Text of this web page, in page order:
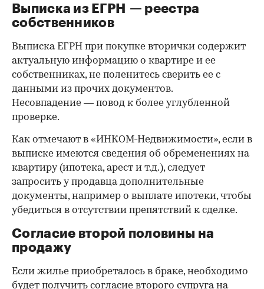
Выписка из ЕГРН — реестра
собственников
Выписка ЕГРН при покупке вторички содержит
актуальную информацию о квартире и ее
собственниках, не поленитесь сверить ее с
данными из прочих документов.
Несовпадение — повод к более углубленной
проверке.
Как отмечают в «ИНКОМ-Недвижимости», если в
выписке имеются сведения об обременениях на
квартиру (ипотека, арест и т.д.), следует
запросить у продавца дополнительные
документы, например о выплате ипотеки, чтобы
убедиться в отсутствии препятствий к сделке.
Согласие второй половины на
продажу
Если жилье приобреталось в браке, необходимо
будет получить согласие второго супруга на